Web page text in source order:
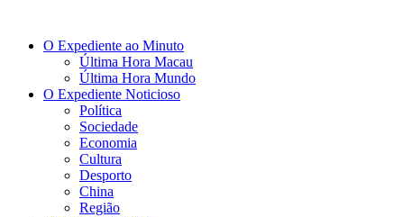
O Expediente ao Minuto
Última Hora Macau
Última Hora Mundo
O Expediente Noticioso
Política
Sociedade
Economia
Cultura
Desporto
China
Região